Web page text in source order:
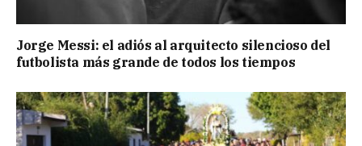
Jorge Messi: el adiós al arquitecto silencioso del
futbolista más grande de todos los tiempos